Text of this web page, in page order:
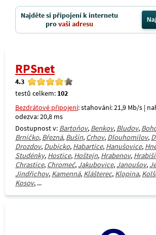
Najděte si připojení k internetu
provaši adresu
RPSnet
4.3
testů celkem: 102
Bezdrátové připojení: stahování: 21,9 Mb/s |
odezva: 20,8 ms
Dostupnost v: Bartoňov, Benkov, Bludov,
Brníčko, Březná, Bušín, Crhov, Dlouhomilov,
Drozdov, Dubicko, Habartice, Hanušovice,
Studénky, Hostice, Hoštejn, Hrabenov,
Chrastice, Chromeč, Jakubovice, Janoušov,
Jindřichov, Kamenná, Klášterec, Klopina,
Kosov, ...